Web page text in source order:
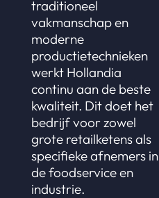
traditioneel
vakmanschap en
moderne
productietechnieken
werkt Hollandia
continu aan de beste
kwaliteit. Dit doet het
bedrijf voor zowel
grote retailketens als
specifieke afnemers in
de foodservice en
industrie.